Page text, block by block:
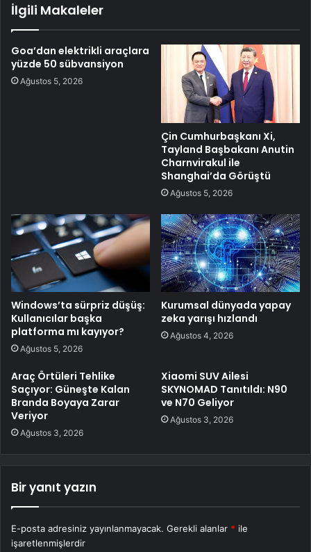
İlgili Makaleler
Goa’dan elektrikli araçlara
yüzde 50 sübvansiyon
Ağustos 5, 2026
Çin Cumhurbaşkanı Xi,
Tayland Başbakanı Anutin
Charnvirakul ile
Shanghai’da Görüştü
Ağustos 5, 2026
Windows’ta sürpriz düşüş:
Kullanıcılar başka
platforma mı kayıyor?
Ağustos 5, 2026
Kurumsal dünyada yapay
zeka yarışı hızlandı
Ağustos 4, 2026
Araç Örtüleri Tehlike
Saçıyor: Güneşte Kalan
Branda Boyaya Zarar
Veriyor
Ağustos 3, 2026
Xiaomi SUV Ailesi
SKYNOMAD Tanıtıldı: N90
ve N70 Geliyor
Ağustos 3, 2026
Bir yanıt yazın
E-posta adresiniz yayınlanmayacak. Gerekli alanlar * ile
işaretlenmişlerdir